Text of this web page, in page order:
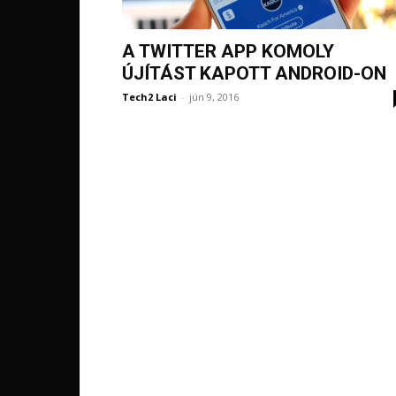
A TWITTER APP KOMOLY
ÚJÍTÁST KAPOTT ANDROID-ON
Tech2 Laci - jún 9, 2016